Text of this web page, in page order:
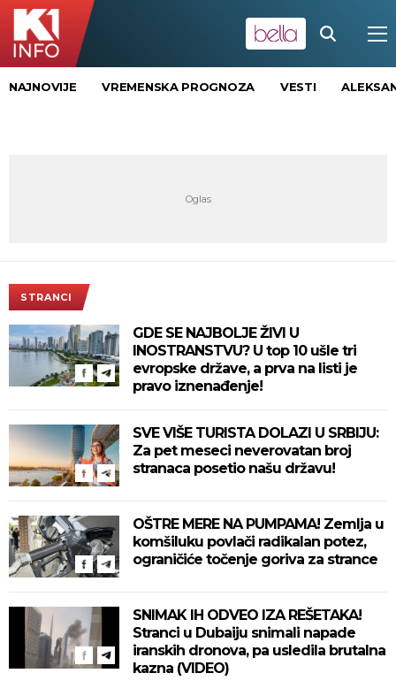
NAJNOVIJE VREMENSKA PROGNOZA VESTI
STRANCI
GDE SE NAJBOLJE ŽIVI U
INOSTRANSTVU? U top 10 ušle tri
evropske države, a prva na listi je
pravo iznenađenje!
SVE VIŠE TURISTA DOLAZI U SRBIJU:
Za pet meseci neverovatan broj
stranaca posetio našu državu!
OŠTRE MERE NA PUMPAMA! Zemlja u
komšiluku povlači radikalan potez,
ograničiće točenje goriva za strance
SNIMAK IH ODVEO IZA REŠETAKA!
Stranci u Dubaiju snimali napade
iranskih dronova, pa usledila brutalna
kazna (VIDEO)